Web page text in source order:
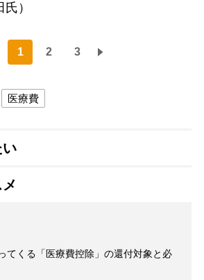
）
1 2 3
医療費
い
てくる「医療費控除」の還付対象と必